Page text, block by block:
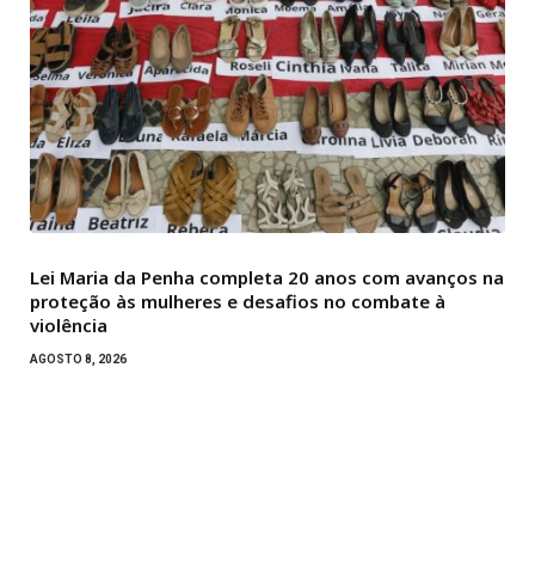
Lei Maria da Penha completa 20 anos com avanços na
proteção às mulheres e desafios no combate à
violência
AGOSTO 8, 2026